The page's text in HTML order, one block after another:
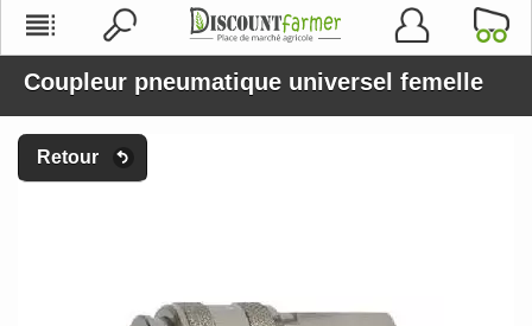
Coupleur pneumatique universel femelle
Retour